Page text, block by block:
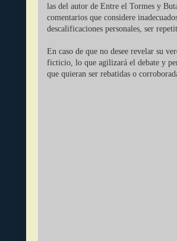
las del autor de Entre el Tormes y
comentarios que considere
descalificaciones personales, ser
En caso de que no desee revelar su
ficticio, lo que agilizará el debate y
que quieran ser rebatidas o